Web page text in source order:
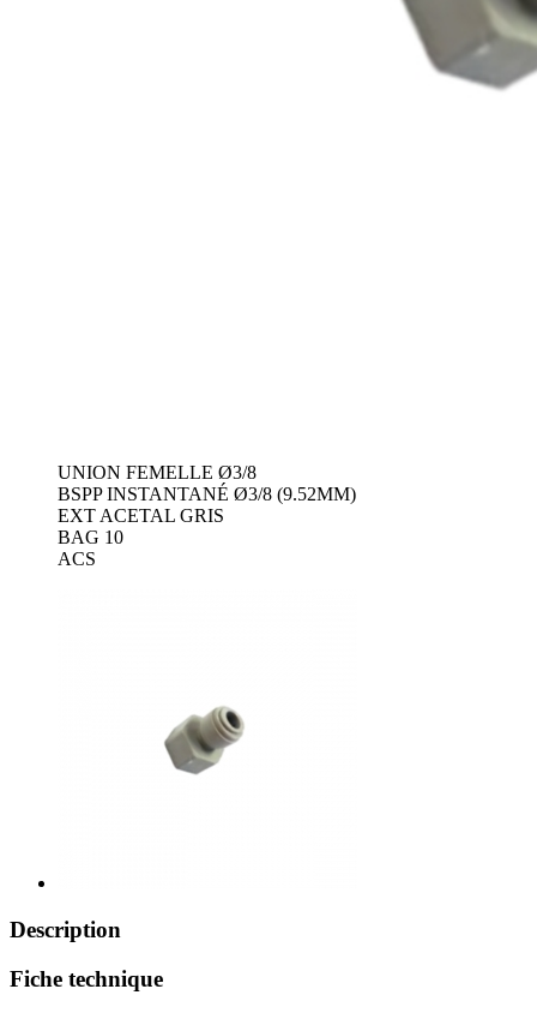
UNION FEMELLE Ø3/8
BSPP INSTANTANÉ Ø3/8 (9.52MM)
EXT ACETAL GRIS
BAG 10
ACS
Description
Fiche technique